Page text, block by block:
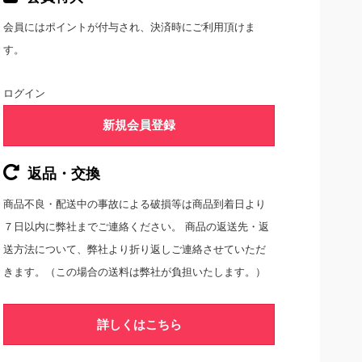
会員にはポイントが付与され、決済時にご利用頂けま
す。
ログイン
新規会員登録
返品・交換
商品不良・配送中の事故による破損等は商品到着日より
７日以内に弊社までご連絡ください。 商品の返送先・返
送方法について、弊社より折り返しご連絡させていただ
きます。（この場合の送料は弊社が負担いたします。）
詳しくはこちら